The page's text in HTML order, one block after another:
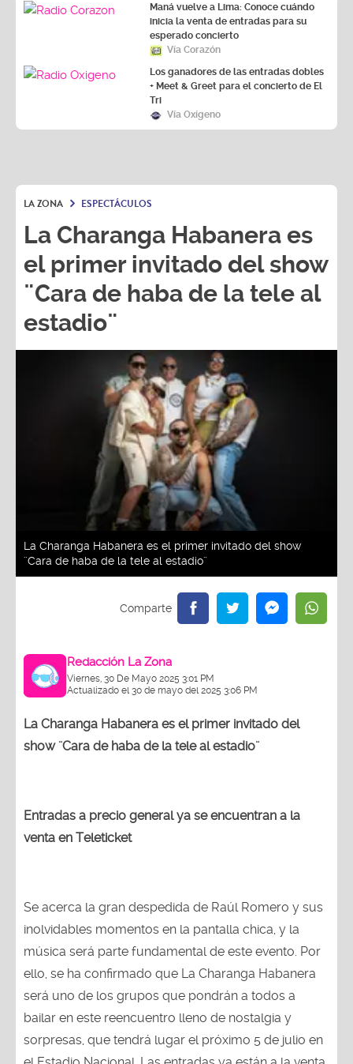
Maná vuelve a Lima: Conoce cuándo
inicia la venta de entradas para su
esperado concierto
Vía Corazón
Los ganadores de las entradas dobles
+ Meet & Greet para el concierto de El
Tri
Vía Oxígeno
LA ZONA ESPECTÁCULOS
La Charanga Habanera es
el primer invitado del show
¨Cara de haba de la tele al
estadio¨
La Charanga Habanera es el primer invitado del show
¨Cara de haba de la tele al estadio¨
Viernes, 30 De Mayo 2025 3:01 PM
Actualizado el 30 de mayo del 2025 3:06 PM
show ¨Cara de haba de la tele al estadio¨
venta en Teleticket
inolvidables momentos en la pantalla chica, y la
música será parte fundamental de este evento. Por
ello, se ha confirmado que La Charanga Habanera
será uno de los grupos que pondrán a todos a
bailar en este reencuentro lleno de nostalgia y
sorpresas, que tendrá lugar el próximo 5 de julio en
el Estadio Nacional. Las entradas ya están a la venta